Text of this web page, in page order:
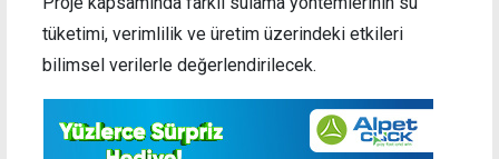
tüketimi, verimlilik ve üretim üzerindeki etkileri
bilimsel verilerle değerlendirilecek.